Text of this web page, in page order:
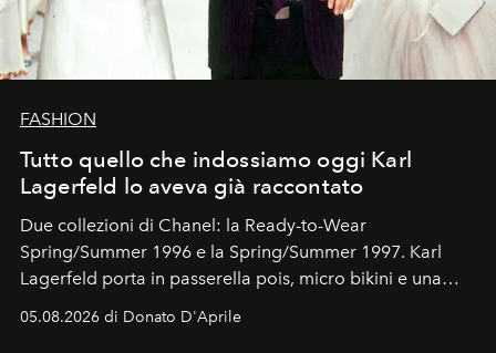
FASHION
Tutto quello che indossiamo oggi Karl
Lagerfeld lo aveva già raccontato
Due collezioni di Chanel: la Ready-to-Wear
Spring/Summer 1996 e la Spring/Summer 1997. Karl
Lagerfeld porta in passerella pois, micro bikini e una
logomania pensata per la spiaggia
Kate, Claudia e Carla una dietro l'altra. Trent'anni dopo,
05.08.2026 di Donato D'Aprile